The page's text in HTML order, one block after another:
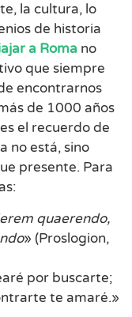
la cultura, lo
de historia
a Roma no
que siempre
encontrarnos
de 1000 años
el recuerdo de
no está, sino
presente. Para
quaerendo,
» (Proslogion,
por buscarte;
te amaré.»